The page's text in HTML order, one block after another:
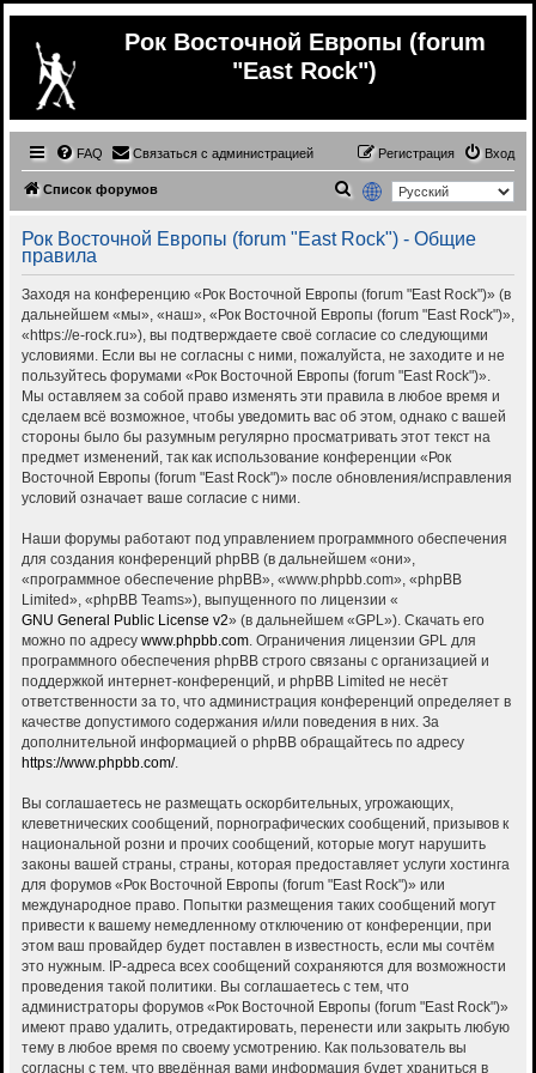
Рок Восточной Европы (forum
"East Rock")
FAQ Связаться с администрацией Вход
Регистрация
Список форумов
и
с
к
Рок Восточной Европы (forum "East Rock") - Общие
правила
Заходя на конференцию «Рок Восточной Европы (forum "East Rock")» (в
дальнейшем «мы», «наш», «Рок Восточной Европы (forum "East Rock")»,
«https://e-rock.ru»), вы подтверждаете своё согласие со следующими
условиями. Если вы не согласны с ними, пожалуйста, не заходите и не
пользуйтесь форумами «Рок Восточной Европы (forum "East Rock")».
Мы оставляем за собой право изменять эти правила в любое время и
сделаем всё возможное, чтобы уведомить вас об этом, однако с вашей
стороны было бы разумным регулярно просматривать этот текст на
предмет изменений, так как использование конференции «Рок
Восточной Европы (forum "East Rock")» после обновления/исправления
условий означает ваше согласие с ними.
Наши форумы работают под управлением программного обеспечения
для создания конференций phpBB (в дальнейшем «они»,
«программное обеспечение phpBB», «www.phpbb.com», «phpBB
Limited», «phpBB Teams»), выпущенного по лицензии «
GNU General Public License v2» (в дальнейшем «GPL»). Скачать его
можно по адресу www.phpbb.com. Ограничения лицензии GPL для
программного обеспечения phpBB строго связаны с организацией и
поддержкой интернет-конференций, и phpBB Limited не несёт
ответственности за то, что администрация конференций определяет в
качестве допустимого содержания и/или поведения в них. За
дополнительной информацией о phpBB обращайтесь по адресу
https://www.phpbb.com/.
Вы соглашаетесь не размещать оскорбительных, угрожающих,
клеветнических сообщений, порнографических сообщений, призывов к
национальной розни и прочих сообщений, которые могут нарушить
законы вашей страны, страны, которая предоставляет услуги хостинга
для форумов «Рок Восточной Европы (forum "East Rock")» или
международное право. Попытки размещения таких сообщений могут
привести к вашему немедленному отключению от конференции, при
этом ваш провайдер будет поставлен в известность, если мы сочтём
это нужным. IP-адреса всех сообщений сохраняются для возможности
проведения такой политики. Вы соглашаетесь с тем, что
администраторы форумов «Рок Восточной Европы (forum "East Rock")»
имеют право удалить, отредактировать, перенести или закрыть любую
тему в любое время по своему усмотрению. Как пользователь вы
согласны с тем, что введённая вами информация будет храниться в